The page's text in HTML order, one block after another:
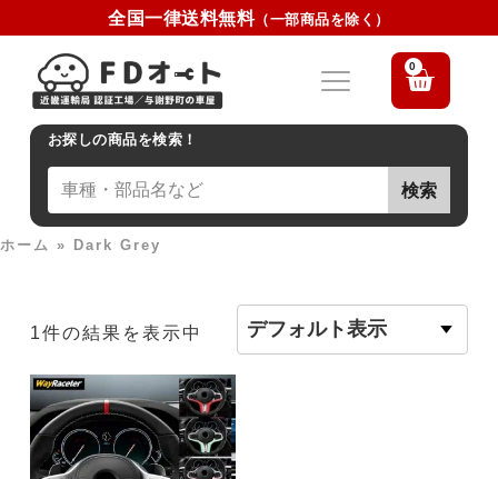
全国一律送料無料（一部商品を除く）
0
お探しの商品を検索！
検索
ホーム » Dark Grey
1件の結果を表示中